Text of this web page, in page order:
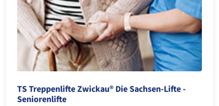
TS Treppenlifte Zwickau® Die Sachsen-Lifte -
Seniorenlifte